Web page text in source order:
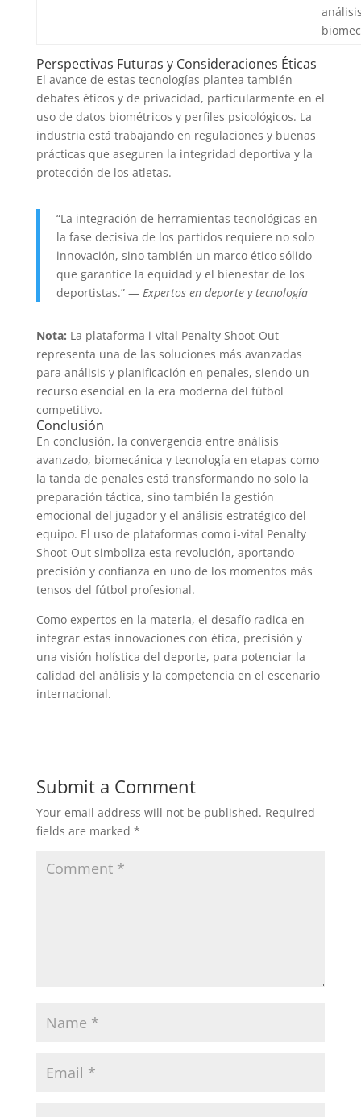
Perspectivas Futuras y Consideraciones Éticas
El avance de estas tecnologías plantea también
debates éticos y de privacidad, particularmente en el
uso de datos biométricos y perfiles psicológicos. La
industria está trabajando en regulaciones y buenas
prácticas que aseguren la integridad deportiva y la
protección de los atletas.
“La integración de herramientas tecnológicas en
la fase decisiva de los partidos requiere no solo
innovación, sino también un marco ético sólido
que garantice la equidad y el bienestar de los
deportistas.” — Expertos en deporte y tecnología
Nota: La plataforma i-vital Penalty Shoot-Out
representa una de las soluciones más avanzadas
para análisis y planificación en penales, siendo un
recurso esencial en la era moderna del fútbol
competitivo.
Conclusión
En conclusión, la convergencia entre análisis
avanzado, biomecánica y tecnología en etapas como
la tanda de penales está transformando no solo la
preparación táctica, sino también la gestión
emocional del jugador y el análisis estratégico del
equipo. El uso de plataformas como i-vital Penalty
Shoot-Out simboliza esta revolución, aportando
precisión y confianza en uno de los momentos más
tensos del fútbol profesional.
Como expertos en la materia, el desafío radica en
integrar estas innovaciones con ética, precisión y
una visión holística del deporte, para potenciar la
calidad del análisis y la competencia en el escenario
internacional.
Submit a Comment
Your email address will not be published. Required
fields are marked *